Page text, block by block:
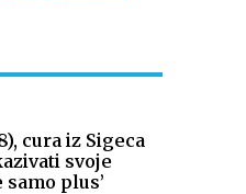
cura iz Sigeca
svoje
plus’